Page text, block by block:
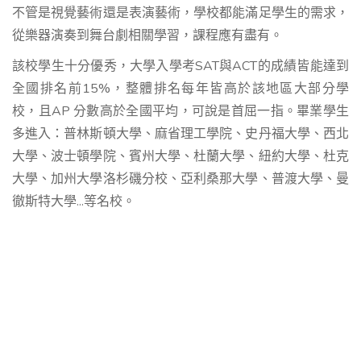
不管是視覺藝術還是表演藝術，學校都能滿足學生的需求，
從樂器演奏到舞台劇相關學習，課程應有盡有。
該校學生十分優秀，大學入學考SAT與ACT的成績皆能達到
全國排名前15%，整體排名每年皆高於該地區大部分學
校，且AP 分數高於全國平均，可說是首屈一指。畢業學生
多進入：普林斯頓大學、麻省理工學院、史丹福大學、西北
大學、波士頓學院、賓州大學、杜蘭大學、紐約大學、杜克
大學、加州大學洛杉磯分校、亞利桑那大學、普渡大學、曼
徹斯特大學...等名校。